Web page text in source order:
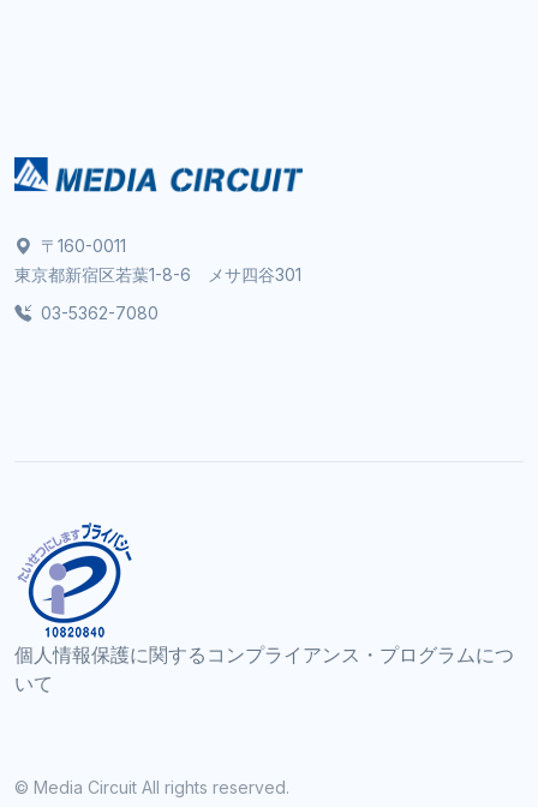
〒160-0011
東京都新宿区若葉1-8-6 メサ四谷301
03-5362-7080
個人情報保護に関するコンプライアンス・プログラムにつ
いて
© Media Circuit All rights reserved.